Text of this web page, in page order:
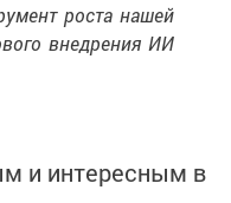
роста нашей
внедрения ИИ
и интересным в